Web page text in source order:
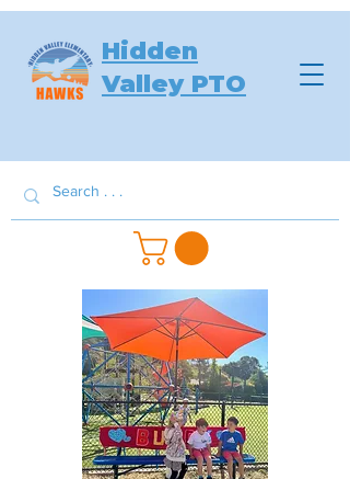
Hidden
Valley PTO